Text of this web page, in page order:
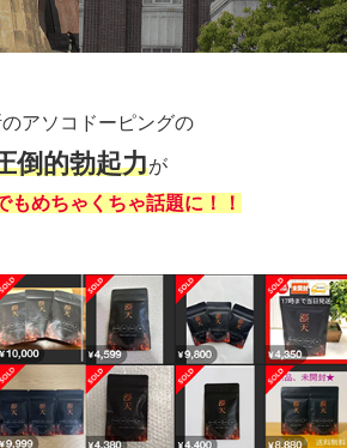
アソコドーピングの
倒的勃起力が
もめちゃくちゃ話題に！！